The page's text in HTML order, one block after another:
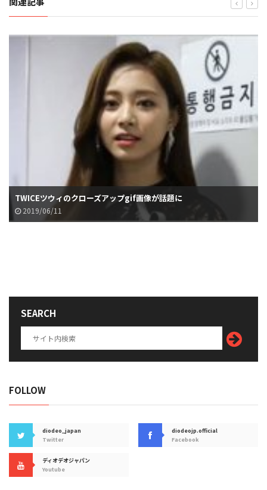
TWICEツウィのクローズアップgif画像が話題に
2019/06/11
SEARCH
FOLLOW
diodeo_japan
Twitter
diodeojp.official
Facebook
ディオデオジャパン
Youtube